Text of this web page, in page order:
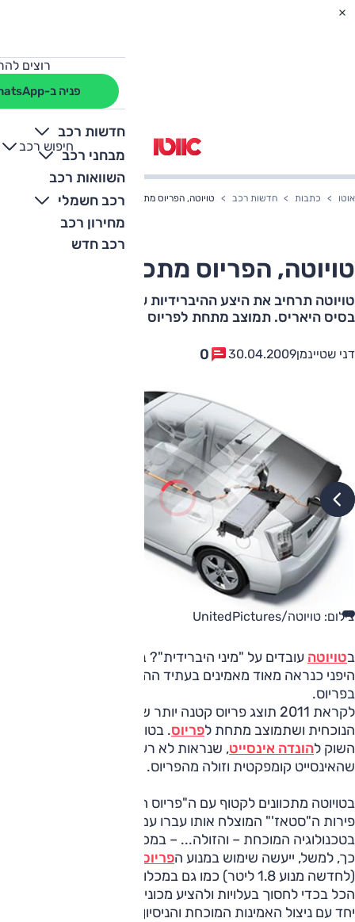
רוצים
פניה ב-WhatsApp
חדשות רכב
מבחני רכב
השוואות רכב
רכב חשמלי
מחירון רכב
רכב חדש
חיפוש רכב
+
-
אוטו כתבות חדשות רכב טויוטה, הפריוס מתכווצת?
טויוטה, הפריוס מתכווצת?
טויוטה תרחיב את היצע ההיברידיות שלה עם פריוס קטנה, על
בסיס היאריס. תמוצב מתחת לפריוס החל משנת הדגם 2011
דני שטיינמן30.04.2009
0
צילום: טויוטה/UnitedPictures
בטויוטה עובדים על "מיני היברידית"? בהחלט. אנשי הקונצרן
היפני כנראה מאוד מאמינים בעתיד ההיברידי, או למען הדיוק:
בפריוס.
לקראת 2011 תוצג פריוס קטנה יותר שתתבסס על ה
הנוכחית ושתמוצב מתחת לפריוס. בטויוטה מפנימים את תגובות
השוק להונדה אינסייט, שנראות לא רע כרגע, ואת העובדה
שהאינסייט קומפקטית וזולה מהפריוס.
בטויוטה מתכוונים לקטוף עם ה"פריוס הקומפקטית" המיועדת את
פירות ה"סטאז'" המוצלח אותו עברו עם הפריוס, ולהשתמש
בטכנולוגיה המוכחת – והזולה... – במכונית העתידית.
כך, למשל, ייעשה שימוש במנוע הפריוס היוצאת
(לחדשה מנוע 1.8 ליטר) כמו גם במכלולים מכאניים נוספים –
הכל בכדי לחסוך בעלויות ולהציע מכונית אטרקטיבית במחירה,
יחד עם ניצול האמינות המוכחת והניסיון אותו צברה טויוטה עם